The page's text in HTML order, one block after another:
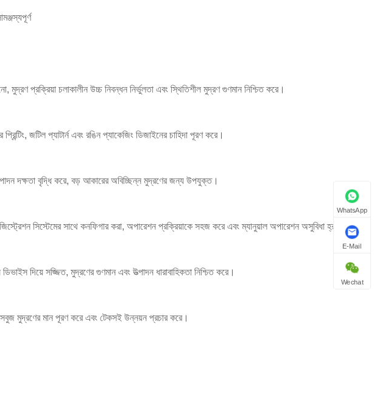
মুদ্রণ প্রক্রিয়া চলাকালীন উচ্চ নিবন্ধন নির্ভুলতা এবং স্থিতিশীল মুদ্রণ গুণমান নিশ্চিত করে।
প্রিন্টিং, জটিল প্যাটার্ন এবং রঙিন প্যাকেজিং ডিজাইনের চাহিদা পূরণ করে।
দক্ষতা বৃদ্ধি করে, বড় আকারের অবিচ্ছিন্ন মুদ্রণের জন্য উপযুক্ত।
সিস্টেমের সাথে কনফিগার করা, অপারেশন প্রক্রিয়াকে সহজ করে এবং ম্যানুয়াল অপারেশন অসুবিধা হ্রাস করে।
দিয়ে সজ্জিত, মুদ্রণের গুণমান এবং উত্পাদন ধারাবাহিকতা নিশ্চিত করে।
মুদ্রণের মান পূরণ করে এবং টেকসই উন্নয়ন প্রচার করে।
WhatsApp
E-Mail
Wechat